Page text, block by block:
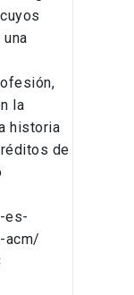
la
historia
de
es-
acm/